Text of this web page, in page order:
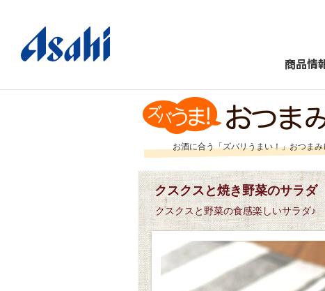
商品情
お酒に合う「ズバリうまい！」おつま
クスクスと焼き野菜のサラダ
クスクスと野菜の食感楽しいサラダ♪